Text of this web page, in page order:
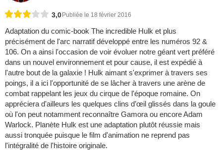
3,0 Publiée le 18 février 2016
Adaptation du comic-book The incredible Hulk et plus
précisément de l'arc narratif développé entre les numéros 92 &
106. On a ainsi l'occasion de voir évoluer notre géant vert préféré
dans un nouvel environnement et pour cause, il est expédié à
l'autre bout de la galaxie ! Hulk aimant s'exprimer à travers ses
poings, il a ici l'opportunité de se lâcher à travers une arène de
combat rappelant les jeux du cirque de l'époque romaine. On
appréciera d'ailleurs les quelques clins d’œil glissés dans la goule
où l'on peut notamment reconnaître Gamora ou encore Adam
Warlock. Planète Hulk est une adaptation plutôt réussie mais
aussi tronquée puisque le film d'animation ne reprend pas
l'intégralité de l'histoire originale.